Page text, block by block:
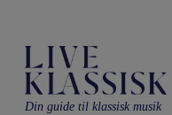
Din guide til klassisk musik